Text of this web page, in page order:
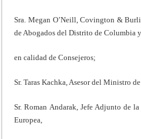
Sra. Megan O’Neill, Covington &
de Abogados del Distrito de Columbia y
en calidad de Consejeros;
Sr. Taras Kachka, Asesor del Ministro
Sr. Roman Andarak, Jefe Adjunto de
Europea,